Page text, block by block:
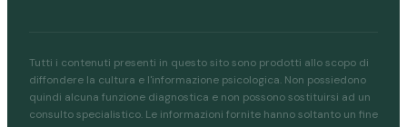
Tutti i contenuti presenti in questo sito sono prodotti allo scopo di
diffondere la cultura e l'informazione psicologica. Non possiedono
quindi alcuna funzione diagnostica e non possono sostituirsi ad un
consulto specialistico. Le informazioni fornite hanno soltanto un fine